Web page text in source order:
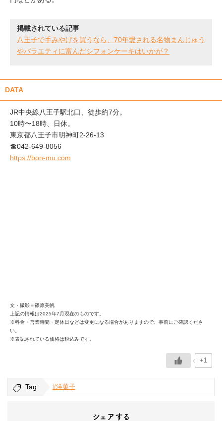
掲載されている記事
八王子で手みやげを買うなら、70年愛される名物まんじゅう
やバラエティに富んだシフォンケーキはいかが？
DATA
JR中央線八王子駅北口、徒歩約7分。
10時〜18時、日休。
東京都八王子市明神町2-26-13
☎042-649-8056
https://bon-mu.com
文・撮影＝篠原美帆
上記の情報は2025年7月現在のものです。
※料金・営業時間・定休日などは変更になる場合がありますので、事前にご確認くださ
い。
※表記されている価格は税込みです。
+1
Tag #洋菓子
シェアする